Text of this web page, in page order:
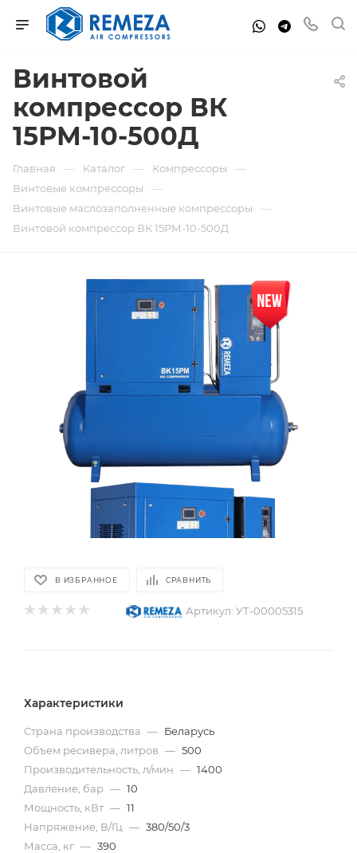
Винтовой
компрессор ВК
15РМ-10-500Д
Главная — Каталог — Компрессоры —
Винтовые компрессоры —
Винтовые маслозаполненные компрессоры —
Винтовой компрессор ВК 15РМ-10-500Д
В ИЗБРАННОЕ СРАВНИТЬ
Артикул: УТ-00005315
Характеристики
Страна производства — Беларусь
Объем ресивера, литров — 500
Производительность, л/мин — 1400
Давление, бар — 10
Мощность, кВт — 11
Напряжение, В/Гц — 380/50/3
Масса, кг — 390